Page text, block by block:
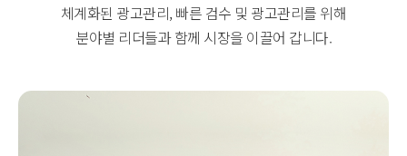
체계화된 광고관리, 빠른 검수 및 광고관리를 위해
분야별 리더들과 함께 시장을 이끌어 갑니다.